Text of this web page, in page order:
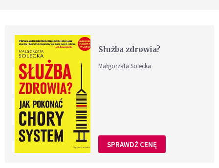
Służba zdrowia?
Małgorzata Solecka
SPRAWDŹ CENĘ